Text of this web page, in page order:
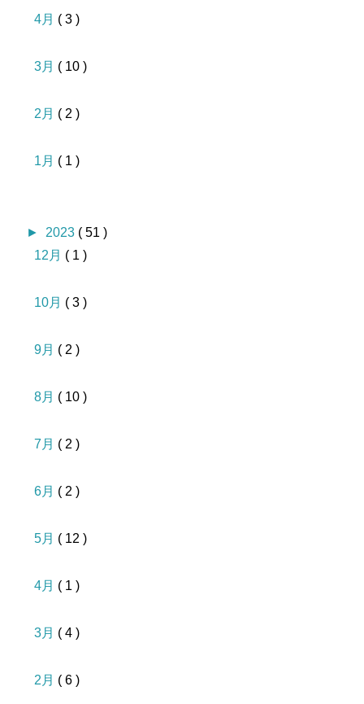
4月 ( 3 )
3月 ( 10 )
2月 ( 2 )
1月 ( 1 )
► 2023 ( 51 )
12月 ( 1 )
10月 ( 3 )
9月 ( 2 )
8月 ( 10 )
7月 ( 2 )
6月 ( 2 )
5月 ( 12 )
4月 ( 1 )
3月 ( 4 )
2月 ( 6 )